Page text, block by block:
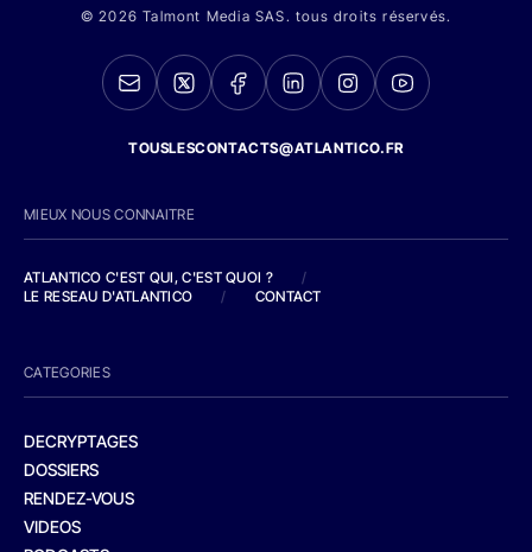
© 2026 Talmont Media SAS. tous droits réservés.
TOUSLESCONTACTS@ATLANTICO.FR
MIEUX NOUS CONNAITRE
ATLANTICO C'EST QUI, C'EST QUOI ?
/
LE RESEAU D'ATLANTICO
/ CONTACT
CATEGORIES
DECRYPTAGES
DOSSIERS
RENDEZ-VOUS
VIDEOS